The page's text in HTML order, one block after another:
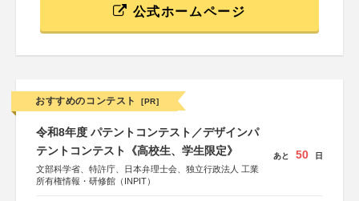
公式ホームページ
おすすめのコンテスト [PR]
令和8年度 パテントコンテスト／デザインパ
テントコンテスト《高校生、学生限定》
文部科学省、特許庁、日本弁理士会、独立行政法人 工業
所有権情報・研修館（INPIT）
あと 50 日